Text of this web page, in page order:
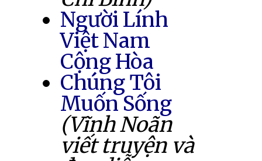
Người Lính
Việt Nam
Cộng Hòa
Chúng Tôi
Muốn Sống
(Vĩnh Noãn
viết truyện và